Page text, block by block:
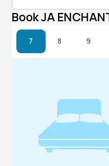
Book JA
7 8 9